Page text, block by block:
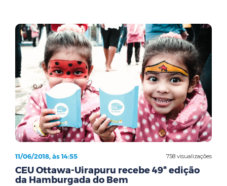
758 visualizações
11/06/2018, às 14:55
CEU Ottawa-Uirapuru recebe 49ª edição
da Hamburgada do Bem